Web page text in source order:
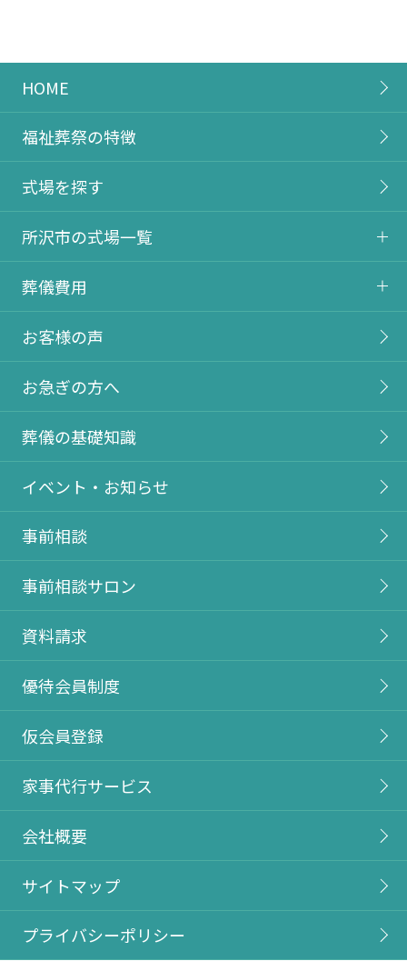
HOME
福祉葬祭の特徴
式場を探す
所沢市の式場一覧
葬儀費用
お客様の声
お急ぎの方へ
葬儀の基礎知識
イベント・お知らせ
事前相談
事前相談サロン
資料請求
優待会員制度
仮会員登録
家事代行サービス
会社概要
サイトマップ
プライバシーポリシー